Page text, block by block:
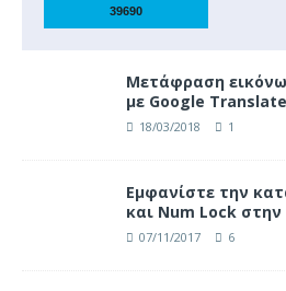
Μετάφραση
με Google Translate
18/03/2018 1
Eμφανίστε την
και Num Lock
07/11/2017 6